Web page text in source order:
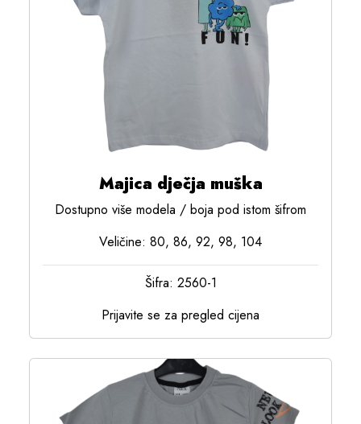
Majica dječja muška
Dostupno više modela / boja pod istom šifrom
Veličine: 80, 86, 92, 98, 104
Šifra: 2560-1
Prijavite se za pregled cijena